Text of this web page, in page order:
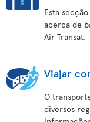
Esta
acerca de
Air Transat.
Viajar
O
diversos